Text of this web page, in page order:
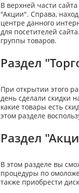
В верхней части
"Акции". Справа,
центре данного
для посетителей
группы товаров.
Раздел
При открытии этого
день сделали скидки
какие товары есть
этом разделе
Раздел
В этом разделе вы
процедуры по
также приобрести